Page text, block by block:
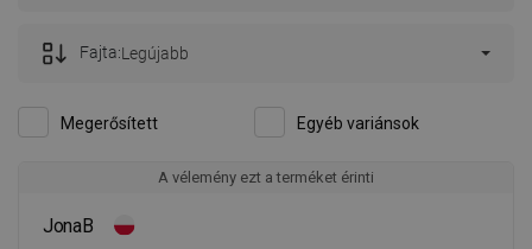
Megerősített Egyéb variánsok
Fajta:Legújabb
A vélemény ezt a terméket érinti
JonaB